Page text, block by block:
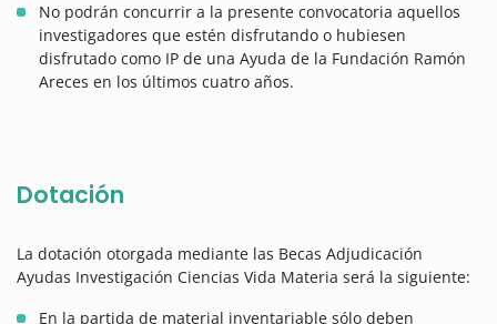
No podrán concurrir a la presente convocatoria aquellos
investigadores que estén disfrutando o hubiesen
disfrutado como IP de una Ayuda de la Fundación Ramón
Areces en los últimos cuatro años.
Dotación
La dotación otorgada mediante las Becas Adjudicación
Ayudas Investigación Ciencias Vida Materia será la siguiente:
En la partida de material inventariable sólo deben